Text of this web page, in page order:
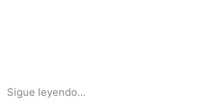
Sigue leyendo...